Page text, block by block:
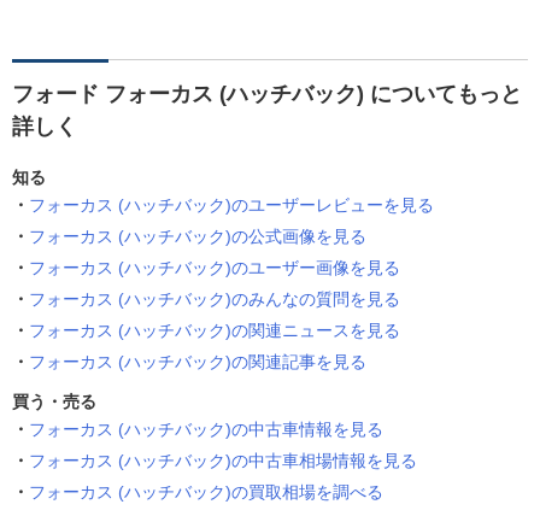
フォード フォーカス (ハッチバック) についてもっと
詳しく
知る
フォーカス (ハッチバック)のユーザーレビューを見る
フォーカス (ハッチバック)の公式画像を見る
フォーカス (ハッチバック)のユーザー画像を見る
フォーカス (ハッチバック)のみんなの質問を見る
フォーカス (ハッチバック)の関連ニュースを見る
フォーカス (ハッチバック)の関連記事を見る
買う・売る
フォーカス (ハッチバック)の中古車情報を見る
フォーカス (ハッチバック)の中古車相場情報を見る
フォーカス (ハッチバック)の買取相場を調べる